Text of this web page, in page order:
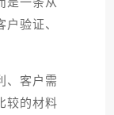
验证、
、客户需
较的材料